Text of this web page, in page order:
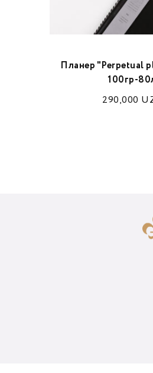
Планер "Perpetual
100гр-
290,000